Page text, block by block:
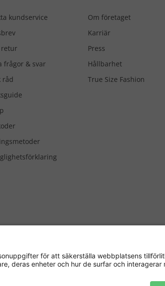
kundservice
frågor & svar
råd
Om företaget
Karriär
Press
Hållbarhet
True Size Fashion